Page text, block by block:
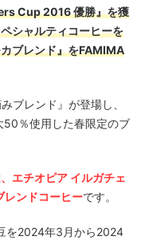
Cup 2016 優勝』を獲
シャルティコーヒーを
ブレンド』をFAMIMA
ブレンド』が登場し、
50％使用した春限定のブ
エチオピア イルガチェ
レンドコーヒーです。
を2024年3月から2024